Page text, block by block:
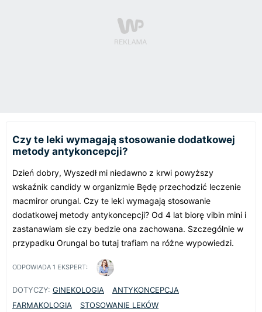
Czy te leki wymagają stosowanie dodatkowej
metody antykoncepcji?
Dzień dobry, Wyszedł mi niedawno z krwi powyższy
wskaźnik candidy w organizmie Będę przechodzić leczenie
macmiror orungal. Czy te leki wymagają stosowanie
dodatkowej metody antykoncepcji? Od 4 lat biorę vibin mini i
zastanawiam sie czy bedzie ona zachowana. Szczególnie w
przypadku Orungal bo tutaj trafiam na różne wypowiedzi.
ODPOWIADA 1 EKSPERT:
DOTYCZY: GINEKOLOGIA
ANTYKONCEPCJA
FARMAKOLOGIA
STOSOWANIE LEKÓW